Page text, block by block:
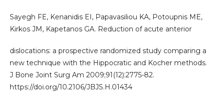
Sayegh FE, Kenanidis EI, Papavasiliou KA, Potoupnis ME,
Kirkos JM, Kapetanos GA. Reduction of acute anterior
dislocations: a prospective randomized study comparing a
new technique with the Hippocratic and Kocher methods.
J Bone Joint Surg Am 2009;91(12):2775-82.
https://doi.org/10.2106/JBJS.H.01434